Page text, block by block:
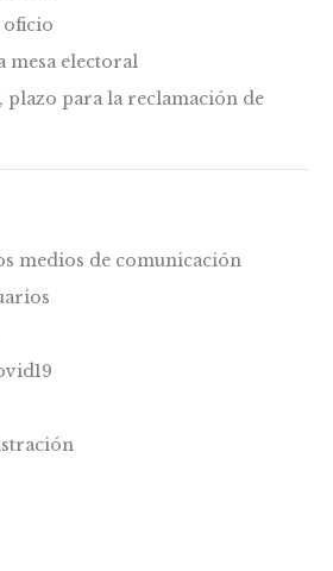
oficio
mesa electoral
plazo para la reclamación de
medios de comunicación